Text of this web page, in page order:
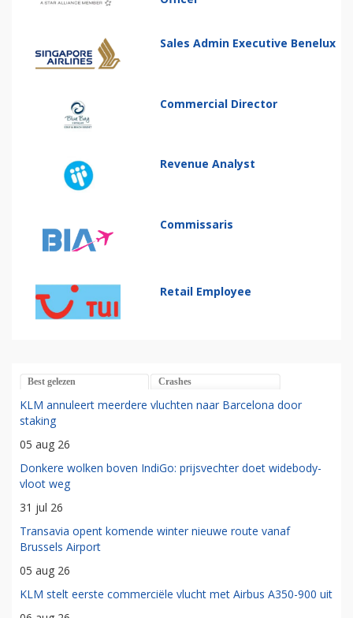
Sales Admin Executive Benelux
Commercial Director
Revenue Analyst
Commissaris
Retail Employee
Best gelezen Crashes
KLM annuleert meerdere vluchten naar Barcelona door
staking
05 aug 26
Donkere wolken boven IndiGo: prijsvechter doet widebody-
vloot weg
31 jul 26
Transavia opent komende winter nieuwe route vanaf
Brussels Airport
05 aug 26
KLM stelt eerste commerciële vlucht met Airbus A350-900 uit